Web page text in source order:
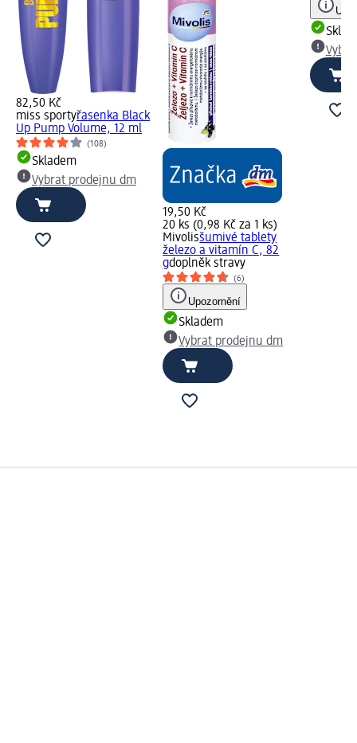
82,50 Kč
miss sportyřasenka Black
Up Pump Volume, 12 ml
(108)
Skladem
Vybrat prodejnu dm
19,50 Kč
20 ks (0,98 Kč za 1 ks)
Mivolisšumivé tablety
železo a vitamín C, 82
gdoplněk stravy
(6)
Upozornění
Skladem
Vybrat prodejnu dm